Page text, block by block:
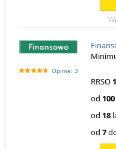
Opinie: 3
RRSO
od 100
od 18
od 7